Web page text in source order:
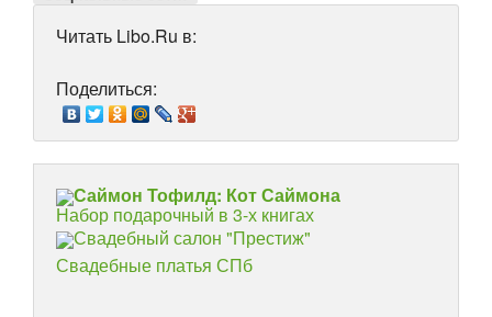
Читать Libo.Ru в:
Поделиться:
Саймон Тофилд: Кот Саймона
Набор подарочный в 3-х книгах
Свадебный салон "Престиж"
Свадебные платья СПб